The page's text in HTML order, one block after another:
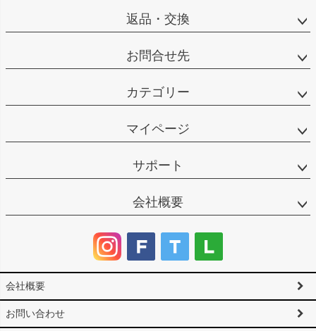
返品・交換
お問合せ先
カテゴリー
マイページ
サポート
会社概要
会社概要
お問い合わせ